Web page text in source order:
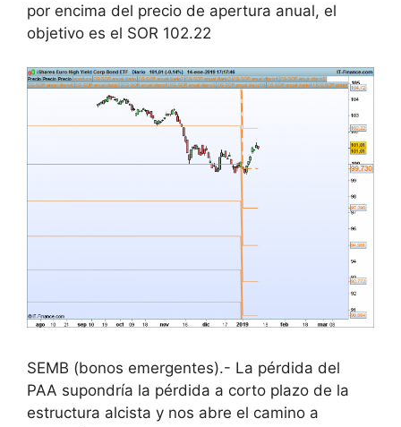
por encima del precio de apertura anual, el
objetivo es el SOR 102.22
SEMB (bonos emergentes).- La pérdida del
PAA supondría la pérdida a corto plazo de la
estructura alcista y nos abre el camino a